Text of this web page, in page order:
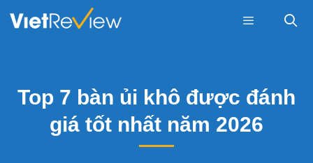
Top 7 bàn ủi khô được đánh
giá tốt nhất năm 2026